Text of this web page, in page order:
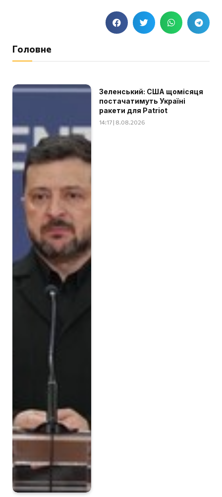
Головне
Зеленський: США щомісяця
постачатимуть Україні
ракети для Patriot
14:17 | 8.08.2026